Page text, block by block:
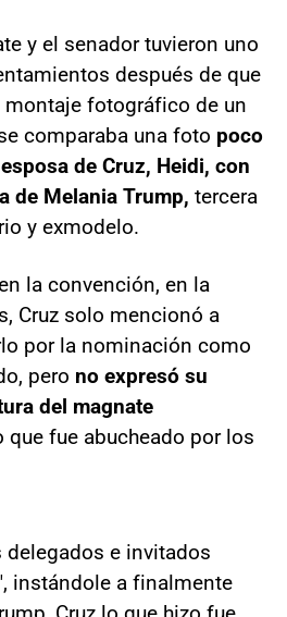
y el senador tuvieron uno
después de que
montaje fotográfico de un
comparaba una foto poco
de Cruz, Heidi, con
de Melania Trump, tercera
y exmodelo.
la convención, en la
Cruz solo mencionó a
por la nominación como
pero no expresó su
del magnate
que fue abucheado por los
delegados e invitados
instándole a finalmente